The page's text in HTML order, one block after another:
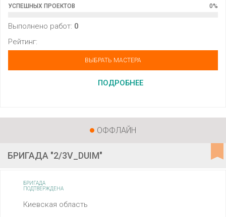
УСПЕШНЫХ ПРОЕКТОВ 0%
Выполнено работ: 0
Рейтинг:
ВЫБРАТЬ МАСТЕРА
ПОДРОБНЕЕ
ОФФЛАЙН
БРИГАДА "2/3V_DUIM"
БРИГАДА
ПОДТВЕРЖДЕНА
Киевская область